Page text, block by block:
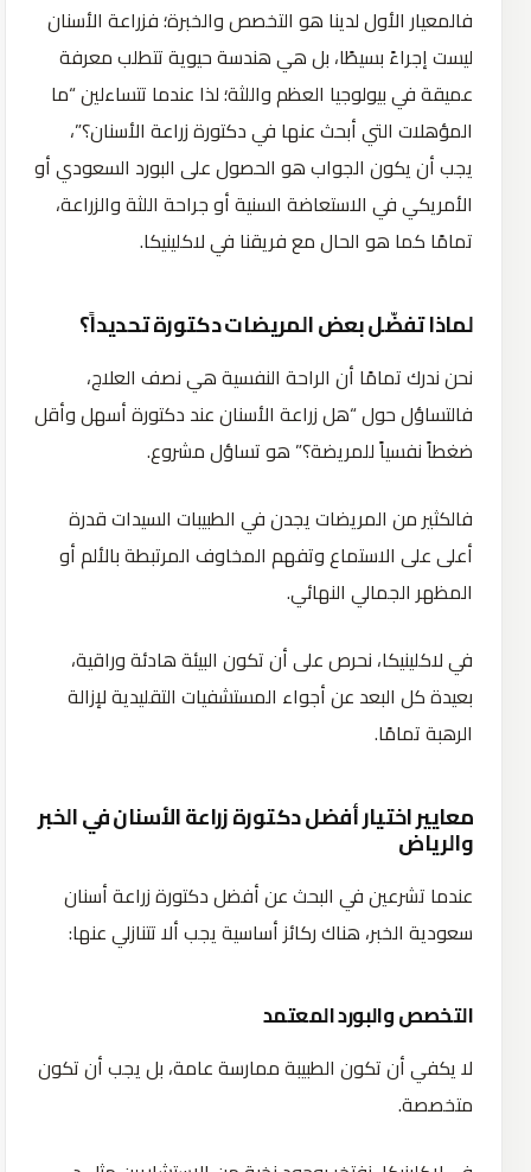
فالمعيار الأول لدينا هو التخصص والخبرة؛ فزراعة الأسنان
ليست إجراءً بسيطًا، بل هي هندسة حيوية تتطلب معرفة
عميقة في بيولوجيا العظم واللثة؛ لذا عندما تتساءلين “ما
المؤهلات التي أبحث عنها في دكتورة زراعة الأسنان؟”،
يجب أن يكون الجواب هو الحصول على البورد السعودي أو
الأمريكي في الاستعاضة السنية أو جراحة اللثة والزراعة،
تمامًا كما هو الحال مع فريقنا في لاكلينيكا.
لماذا تفضّل بعض المريضات دكتورة تحديداً؟
نحن ندرك تمامًا أن الراحة النفسية هي نصف العلاج،
فالتساؤل حول “هل زراعة الأسنان عند دكتورة أسهل وأقل
ضغطاً نفسياً للمريضة؟” هو تساؤل مشروع.
فالكثير من المريضات يجدن في الطبيبات السيدات قدرة
أعلى على الاستماع وتفهم المخاوف المرتبطة بالألم أو
المظهر الجمالي النهائي.
في لاكلينيكا، نحرص على أن تكون البيئة هادئة وراقية،
بعيدة كل البعد عن أجواء المستشفيات التقليدية لإزالة
الرهبة تمامًا.
معايير اختيار أفضل دكتورة زراعة الأسنان في الخبر
والرياض
عندما تشرعين في البحث عن أفضل دكتورة زراعة أسنان
سعودية الخبر، هناك ركائز أساسية يجب ألا تتنازلي عنها:
التخصص والبورد المعتمد
لا يكفي أن تكون الطبيبة ممارسة عامة، بل يجب أن تكون
متخصصة.